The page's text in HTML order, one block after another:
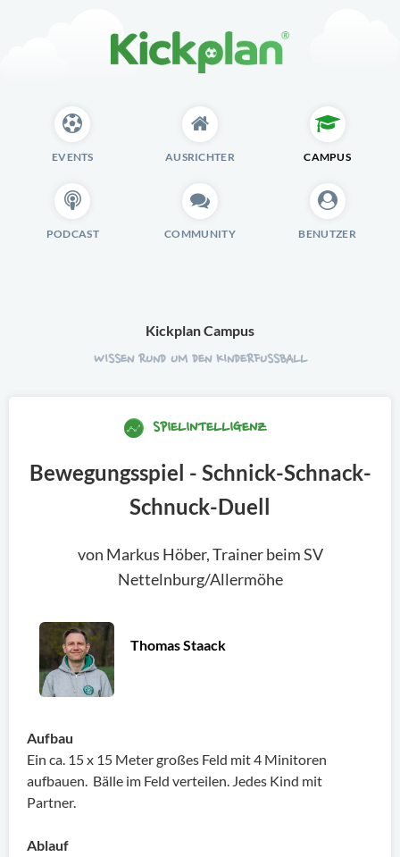
EVENTS AUSRICHTER CAMPUS
PODCAST COMMUNITY BENUTZER
Kickplan Campus
WISSEN RUND UM DEN KINDERFUSSBALL
SPIELINTELLIGENZ
Bewegungsspiel - Schnick-Schnack-
Schnuck-Duell
von Markus Höber, Trainer beim SV
Nettelnburg/Allermöhe
Thomas Staack
Aufbau
Ein ca. 15 x 15 Meter großes Feld mit 4 Minitoren
aufbauen. Bälle im Feld verteilen. Jedes Kind mit
Partner.
Ablauf